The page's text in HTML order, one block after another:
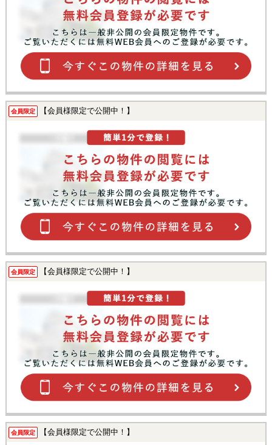
会員限定 【会員様限定で公開中！】
会員限定 【会員様限定で公開中！】
会員限定 【会員様限定で公開中！】